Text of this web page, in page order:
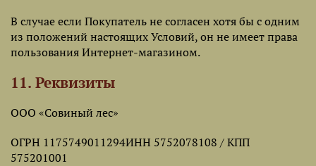
В случае если Покупатель не согласен хотя бы с одним
из положений настоящих Условий, он не имеет права
пользования Интернет-магазином.
11. Реквизиты
ООО «Совиный лес»
ОГРН 1175749011294ИНН 5752078108 / КПП
575201001